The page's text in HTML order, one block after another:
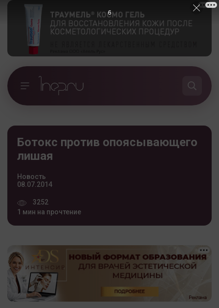
Ботокс против опоясывающего
лишая
Новость
08.07.2014
3252
1 мин на прочтение
5